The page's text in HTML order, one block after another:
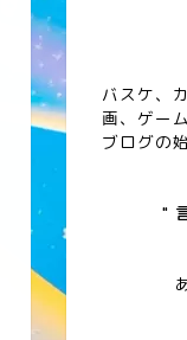
バスケ、
画、ゲー
ブログの
"